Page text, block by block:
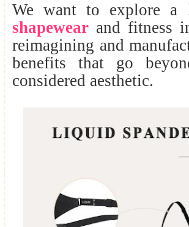
We want to explore
shapewear and fitness
reimagining and
benefits that go
considered aesthetic.